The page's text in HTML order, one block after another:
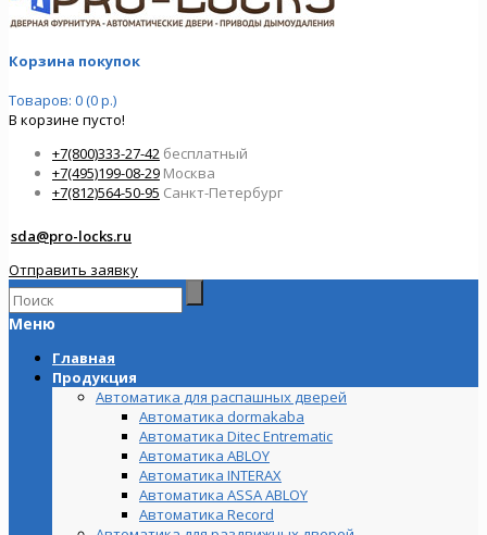
Корзина покупок
Товаров: 0 (0 р.)
В корзине пусто!
+7(800)333-27-42 бесплатный
+7(495)199-08-29 Москва
+7(812)564-50-95 Санкт-Петербург
sda@pro-locks.ru
Отправить заявку
Меню
Главная
Продукция
Автоматика для распашных дверей
Автоматика dormakaba
Автоматика Ditec Entrematic
Автоматика ABLOY
Автоматика INTERAX
Автоматика ASSA ABLOY
Автоматика Record